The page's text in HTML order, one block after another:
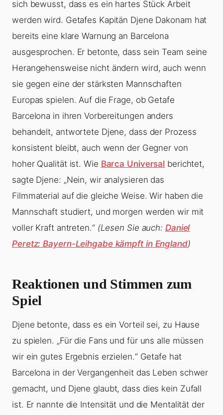
sich bewusst, dass es ein hartes Stück Arbeit
werden wird. Getafes Kapitän Djene Dakonam hat
bereits eine klare Warnung an Barcelona
ausgesprochen. Er betonte, dass sein Team seine
Herangehensweise nicht ändern wird, auch wenn
sie gegen eine der stärksten Mannschaften
Europas spielen. Auf die Frage, ob Getafe
Barcelona in ihren Vorbereitungen anders
behandelt, antwortete Djene, dass der Prozess
konsistent bleibt, auch wenn der Gegner von
hoher Qualität ist. Wie Barca Universal berichtet,
sagte Djene: „Nein, wir analysieren das
Filmmaterial auf die gleiche Weise. Wir haben die
Mannschaft studiert, und morgen werden wir mit
voller Kraft antreten.“ (Lesen Sie auch: Daniel
Peretz: Bayern-Leihgabe kämpft in England)
Reaktionen und Stimmen zum
Spiel
Djene betonte, dass es ein Vorteil sei, zu Hause
zu spielen. „Für die Fans und für uns alle müssen
wir ein gutes Ergebnis erzielen.“ Getafe hat
Barcelona in der Vergangenheit das Leben schwer
gemacht, und Djene glaubt, dass dies kein Zufall
ist. Er nannte die Intensität und die Mentalität der